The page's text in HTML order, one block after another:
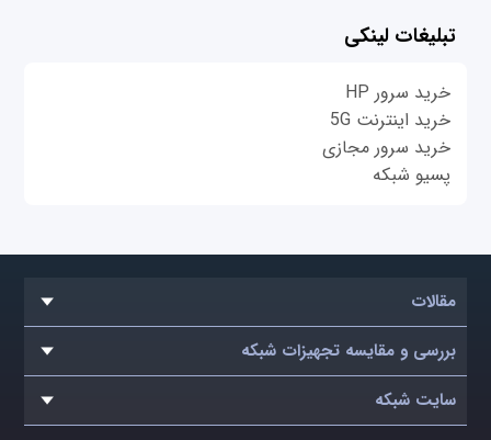
تبلیغات لینکی
خرید سرور HP
خرید اینترنت 5G
خرید سرور مجازی
پسیو شبکه
مقالات
بررسی و مقایسه تجهیزات شبکه
سایت شبکه